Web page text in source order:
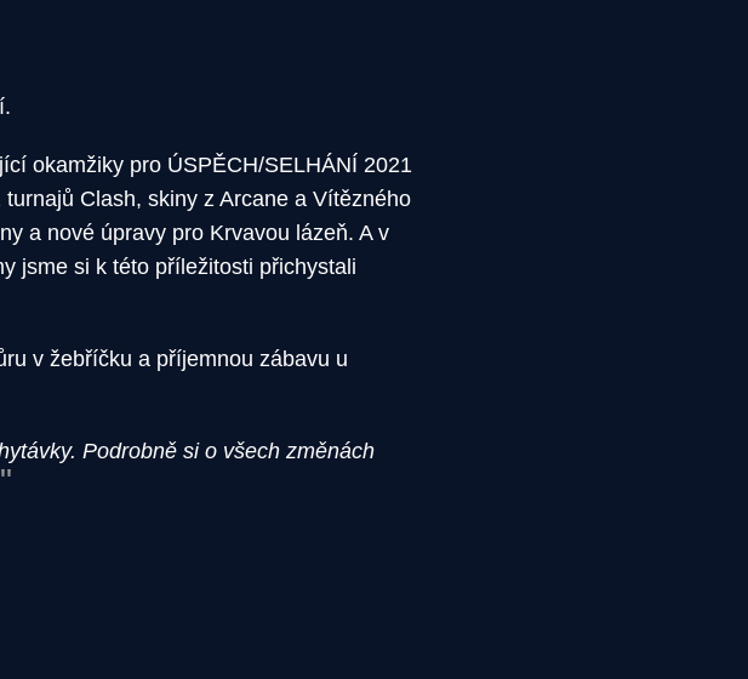
okamžiky pro ÚSPĚCH/SELHÁNÍ 2021
Clash, skiny z Arcane a Vítězného
a nové úpravy pro Krvavou lázeň. A v
jsme si k této příležitosti přichystali
v žebříčku a příjemnou zábavu u
Podrobně si o všech změnách